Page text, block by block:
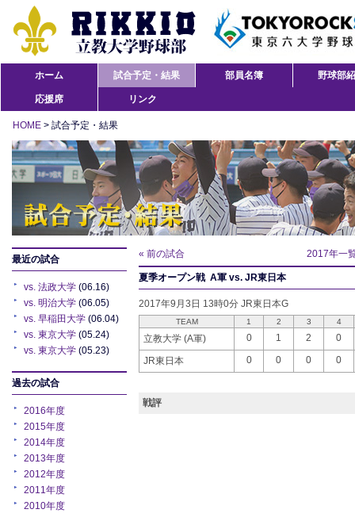
ホーム 試合予定・結果 部員名簿 野球部
応援席 リンク
HOME > 試合予定・結果
最近の試合
vs. 法政大学 (06.16)
vs. 明治大学 (06.05)
vs. 早稲田大学 (06.04)
vs. 東京大学 (05.24)
vs. 東京大学 (05.23)
過去の試合
2016年度
2015年度
2014年度
2013年度
2012年度
2011年度
2010年度
« 前の試合 2017年一
夏季オープン戦 A軍 vs. JR東日本
2017年9月3日 13時0分 JR東日本G
TEAM 1 2 3 4
立教大学 (A軍) 0 1 2 0
JR東日本 0 0 0 0
戦評